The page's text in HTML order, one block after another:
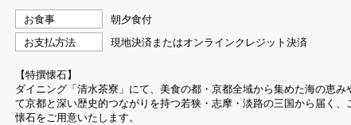
お食事
朝夕食付
お支払方法
現地決済またはオンラインクレジット決済
【特撰懐石】
ダイニング「清水茶寮」にて、美食の都・京都全域から集めた海の恵
て京都と深い歴史的つながりを持つ若狭・志摩・淡路の三国から届く
懐石をご用意いたします。